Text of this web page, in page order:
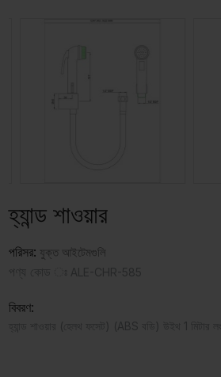
হ্যান্ড শাওয়ার
পরিসর: যুক্ত আইটেমগুলি
বিবরণ: